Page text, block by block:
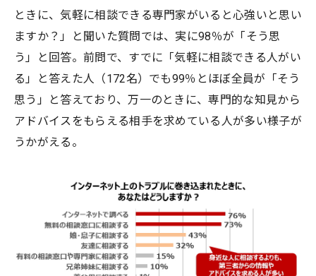
ときに、気軽に相談できる専門家がいると心強いと思い
ますか？」と聞いた質問では、実に98％が「そう思
う」と回答。前問で、すでに「気軽に相談できる人がい
る」と答えた人（172名）でも99％とほぼ全員が「そう
思う」と答えており、万一のときに、専門的な知見から
アドバイスをもらえる相手を求めている人が多い様子が
うかがえる。